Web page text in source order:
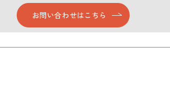
お問い合わせはこちら